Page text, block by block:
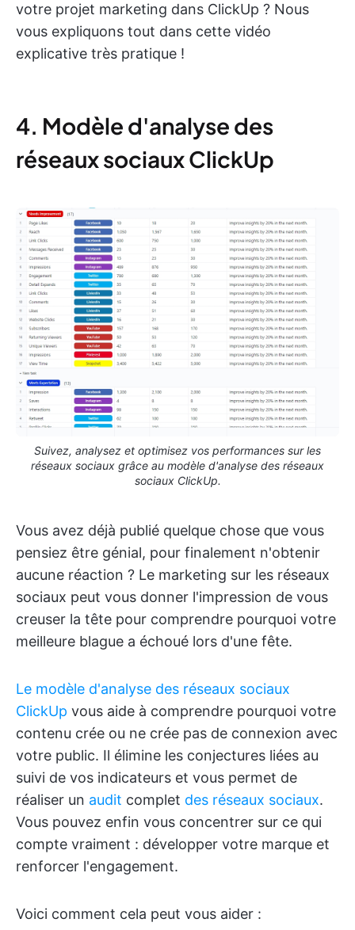
votre projet marketing dans ClickUp ? Nous
vous expliquons tout dans cette vidéo
explicative très pratique !
4. Modèle d'analyse des
réseaux sociaux ClickUp
Suivez, analysez et optimisez vos performances sur les
réseaux sociaux grâce au modèle d'analyse des réseaux
sociaux ClickUp.
Vous avez déjà publié quelque chose que vous
pensiez être génial, pour finalement n'obtenir
aucune réaction ? Le marketing sur les réseaux
sociaux peut vous donner l'impression de vous
creuser la tête pour comprendre pourquoi votre
meilleure blague a échoué lors d'une fête.
Le modèle d'analyse des réseaux sociaux
ClickUp vous aide à comprendre pourquoi votre
contenu crée ou ne crée pas de connexion avec
votre public. Il élimine les conjectures liées au
suivi de vos indicateurs et vous permet de
réaliser un audit complet des réseaux sociaux.
Vous pouvez enfin vous concentrer sur ce qui
compte vraiment : développer votre marque et
renforcer l'engagement.
Voici comment cela peut vous aider :